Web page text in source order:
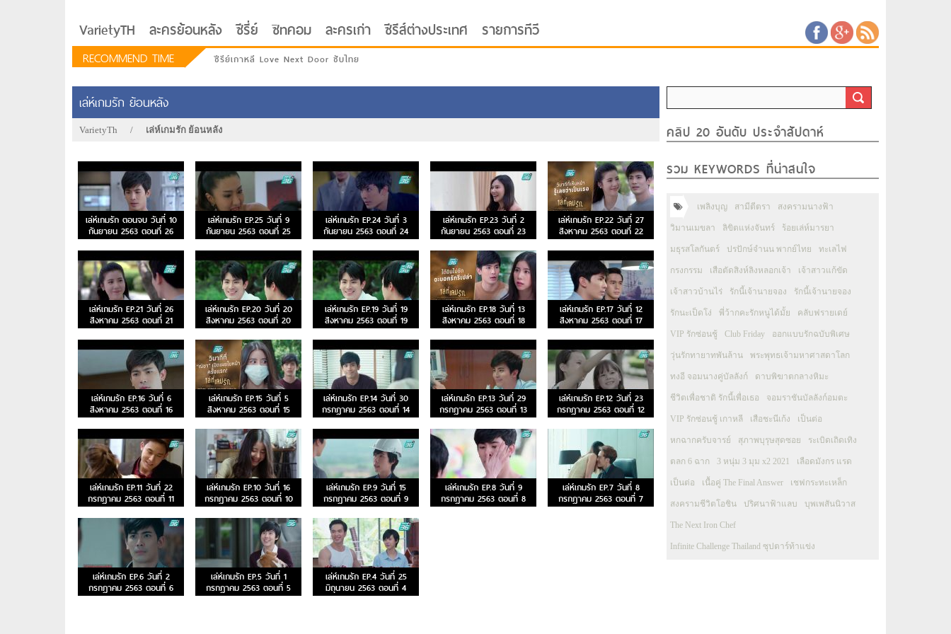
VarietyTH ละครย้อนหลัง ซีรี่ย์ ซิทคอม ละครเก่า ซีรีส์ต่างประเทศ รายการทีวี
RECOMMEND TIME ซีรีย์เกาหลี Love Next Door ซับไทย
รักอยู่ประตูถัดไป
เล่ห์เกมรัก ย้อนหลัง
VarietyTh / เล่ห์เกมรัก ย้อนหลัง
เล่ห์เกมรัก ตอนจบ วันที่ 10
กันยายน 2563 ตอนที่ 26
เล่ห์เกมรัก EP.25 วันที่ 9
กันยายน 2563 ตอนที่ 25
เล่ห์เกมรัก EP.24 วันที่ 3
กันยายน 2563 ตอนที่ 24
เล่ห์เกมรัก EP.23 วันที่ 2
กันยายน 2563 ตอนที่ 23
เล่ห์เกมรัก EP.22 วันที่ 27
สิงหาคม 2563 ตอนที่ 22
เล่ห์เกมรัก EP.21 วันที่ 26
สิงหาคม 2563 ตอนที่ 21
เล่ห์เกมรัก EP.20 วันที่ 20
สิงหาคม 2563 ตอนที่ 20
เล่ห์เกมรัก EP.19 วันที่ 19
สิงหาคม 2563 ตอนที่ 19
เล่ห์เกมรัก EP.18 วันที่ 13
สิงหาคม 2563 ตอนที่ 18
เล่ห์เกมรัก EP.17 วันที่ 12
สิงหาคม 2563 ตอนที่ 17
เล่ห์เกมรัก EP.16 วันที่ 6
สิงหาคม 2563 ตอนที่ 16
เล่ห์เกมรัก EP.15 วันที่ 5
สิงหาคม 2563 ตอนที่ 15
เล่ห์เกมรัก EP.14 วันที่ 30
กรกฎาคม 2563 ตอนที่ 14
เล่ห์เกมรัก EP.13 วันที่ 29
กรกฎาคม 2563 ตอนที่ 13
เล่ห์เกมรัก EP.12 วันที่ 23
กรกฎาคม 2563 ตอนที่ 12
เล่ห์เกมรัก EP.11 วันที่ 22
กรกฎาคม 2563 ตอนที่ 11
เล่ห์เกมรัก EP.10 วันที่ 16
กรกฎาคม 2563 ตอนที่ 10
เล่ห์เกมรัก EP.9 วันที่ 15
กรกฎาคม 2563 ตอนที่ 9
เล่ห์เกมรัก EP.8 วันที่ 9
กรกฎาคม 2563 ตอนที่ 8
เล่ห์เกมรัก EP.7 วันที่ 8
กรกฎาคม 2563 ตอนที่ 7
เล่ห์เกมรัก EP.6 วันที่ 2
กรกฎาคม 2563 ตอนที่ 6
เล่ห์เกมรัก EP.5 วันที่ 1
กรกฎาคม 2563 ตอนที่ 5
เล่ห์เกมรัก EP.4 วันที่ 25
มิถุนายน 2563 ตอนที่ 4
คลิป 20 อันดับ ประจำสัปดาห์
รวม KEYWORDS ที่น่าสนใจ
เพลิงบุญ สามีตีตรา สงครามนางฟ้า
วิมานเมขลา ลิขิตแห่งจันทร์ ร้อยเล่ห์มารยา
มธุรสโลกันตร์ ปรปักษ์จำนน พากย์ไทย ทะเลไฟ
กรงกรรม เสือตัดสิงห์ลิงหลอกเจ้า เจ้าสาวแก้ขัด
เจ้าสาวบ้านไร่ รักนี้เจ้านายจอง รักนี้เจ้านายจอง
รักนะเป็ดโง่ พี่ว้ากคะรักหนูได้มั้ย คลับฟรายเดย์
VIP รักซ่อนชู้ Club Friday ออกแบบรักฉบับพิเศษ
วุ่นรักทายาทพันล้าน พระพุทธเจ้ามหาศาสดาโลก
ทงอี จอมนางคู่บัลลังก์ ดาบพิฆาตกลางหิมะ
ชีวิตเพื่อชาติ รักนี้เพื่อเธอ จอมราชันบัลลังก์อมตะ
VIP รักซ่อนชู้ เกาหลี เสือชะนีเก้ง เป็นต่อ
หกฉากครับจารย์ สุภาพบุรุษสุดซอย ระเบิดเถิดเทิง
ตลก 6 ฉาก 3 หนุ่ม 3 มุม x2 2021 เลือดมังกร แรด
เป็นต่อ เนื้อคู่ The Final Answer เชฟกระทะเหล็ก
สงครามชีวิตโอชิน ปริศนาฟ้าแลบ บุพเพสันนิวาส
The Next Iron Chef
Infinite Challenge Thailand ซุปตาร์ท้าแข่ง